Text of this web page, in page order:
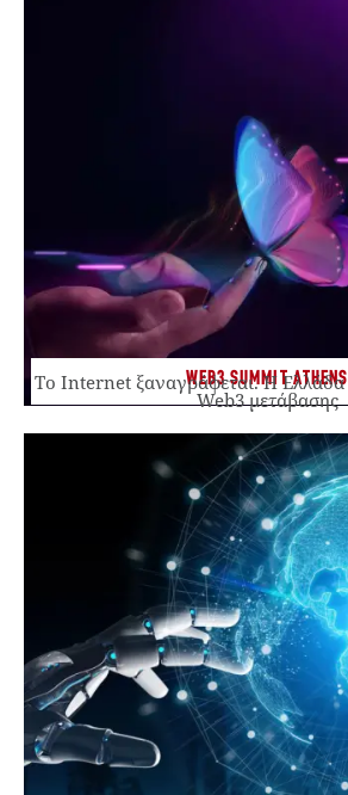
WEB3 SUMMIT ATHENS
Το Internet ξαναγράφεται. Η Ελλάδα
Web3 μετάβασης